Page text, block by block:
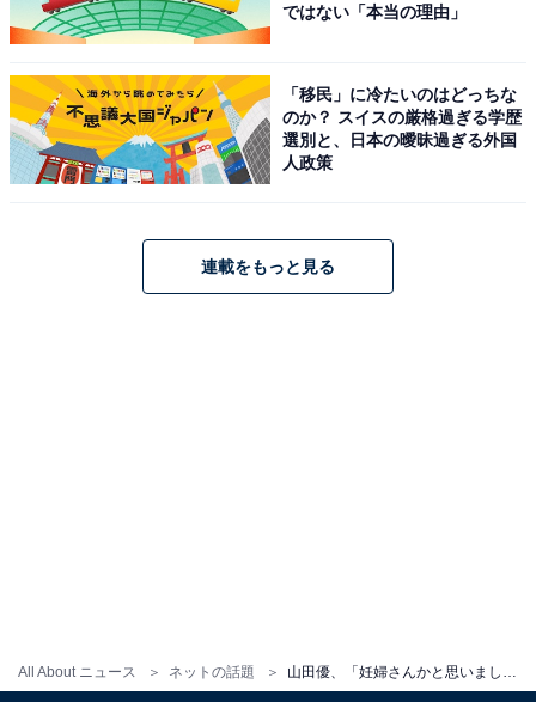
All About ニュース ネットの話題
ではない「本当の理由」
「移民」に冷たいのはどっちな
のか？ スイスの厳格過ぎる学歴
選別と、日本の曖昧過ぎる外国
人政策
連載をもっと見る